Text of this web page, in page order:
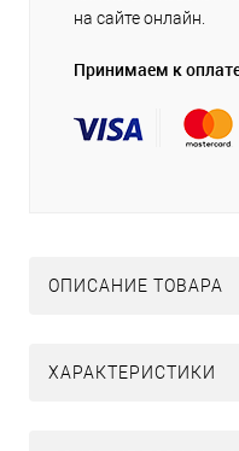
на сайте онлайн.
Принимаем к
ОПИСАНИЕ ТОВАРА
ХАРАКТЕРИСТИКИ